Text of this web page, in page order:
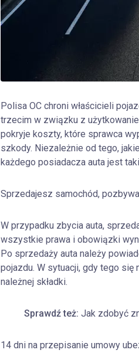
Polisa OC chroni właścicieli
trzecim w związku z
pokryje koszty, które sprawca
szkody. Niezależnie od tego,
każdego posiadacza auta jest
Sprzedajesz samochód,
W przypadku zbycia auta,
wszystkie prawa i obowiązki
Po sprzedaży auta należy
pojazdu. W sytuacji, gdy tego się
należnej składki.
Sprawdź też: Jak zdobyć
14 dni na przepisanie umowy